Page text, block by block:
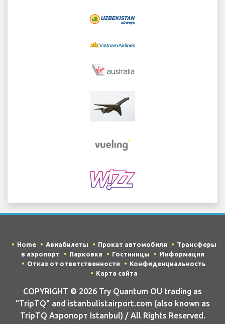
Home Авиабилеты Прокат автомобиля
Трансферы
в аэропорт
Парковка Гостиницы
Информация
Отказ от ответственности
Конфиденциальность
Карта сайта
COPYRIGHT © 2026 Try Quantum OU trading as
"TripTQ" and istanbulistairport.com (also known as
TripTQ Аэропорт Istanbul) / All Rights Reserved.